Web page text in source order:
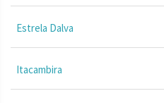
Estrela Dalva
Itacambira